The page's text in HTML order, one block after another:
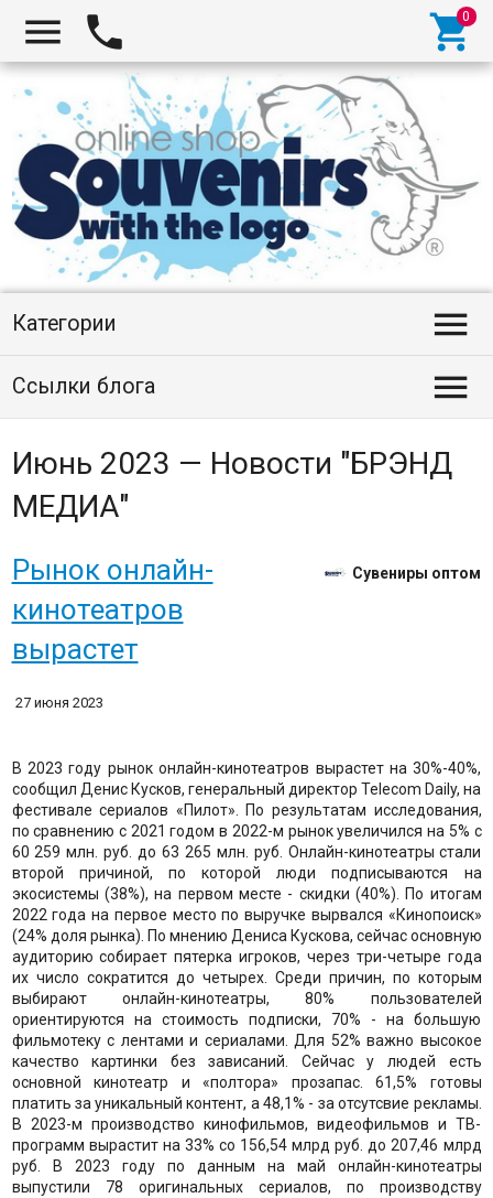
  
Категории 
Ссылки блога 
Июнь 2023 — Новости "БРЭНД
МЕДИА"
Рынок онлайн-
кинотеатров
вырастет
Сувениры оптом
27 июня 2023
В 2023 году рынок онлайн-кинотеатров вырастет на 30%-40%,
сообщил Денис Кусков, генеральный директор Telecom Daily, на
фестивале сериалов «Пилот». По результатам исследования,
по сравнению с 2021 годом в 2022-м рынок увеличился на 5% с
60 259 млн. руб. до 63 265 млн. руб. Онлайн-кинотеатры стали
второй причиной, по которой люди подписываются на
экосистемы (38%), на первом месте - скидки (40%). По итогам
2022 года на первое место по выручке вырвался «Кинопоиск»
(24% доля рынка). По мнению Дениса Кускова, сейчас основную
аудиторию собирает пятерка игроков, через три-четыре года
их число сократится до четырех. Среди причин, по которым
выбирают онлайн-кинотеатры, 80% пользователей
ориентируются на стоимость подписки, 70% - на большую
фильмотеку с лентами и сериалами. Для 52% важно высокое
качество картинки без зависаний. Сейчас у людей есть
основной кинотеатр и «полтора» прозапас. 61,5% готовы
платить за уникальный контент, а 48,1% - за отсутсвие рекламы.
В 2023-м производство кинофильмов, видеофильмов и ТВ-
программ вырастит на 33% со 156,54 млрд руб. до 207,46 млрд
руб. В 2023 году по данным на май онлайн-кинотеатры
выпустили 78 оригинальных сериалов, по производству